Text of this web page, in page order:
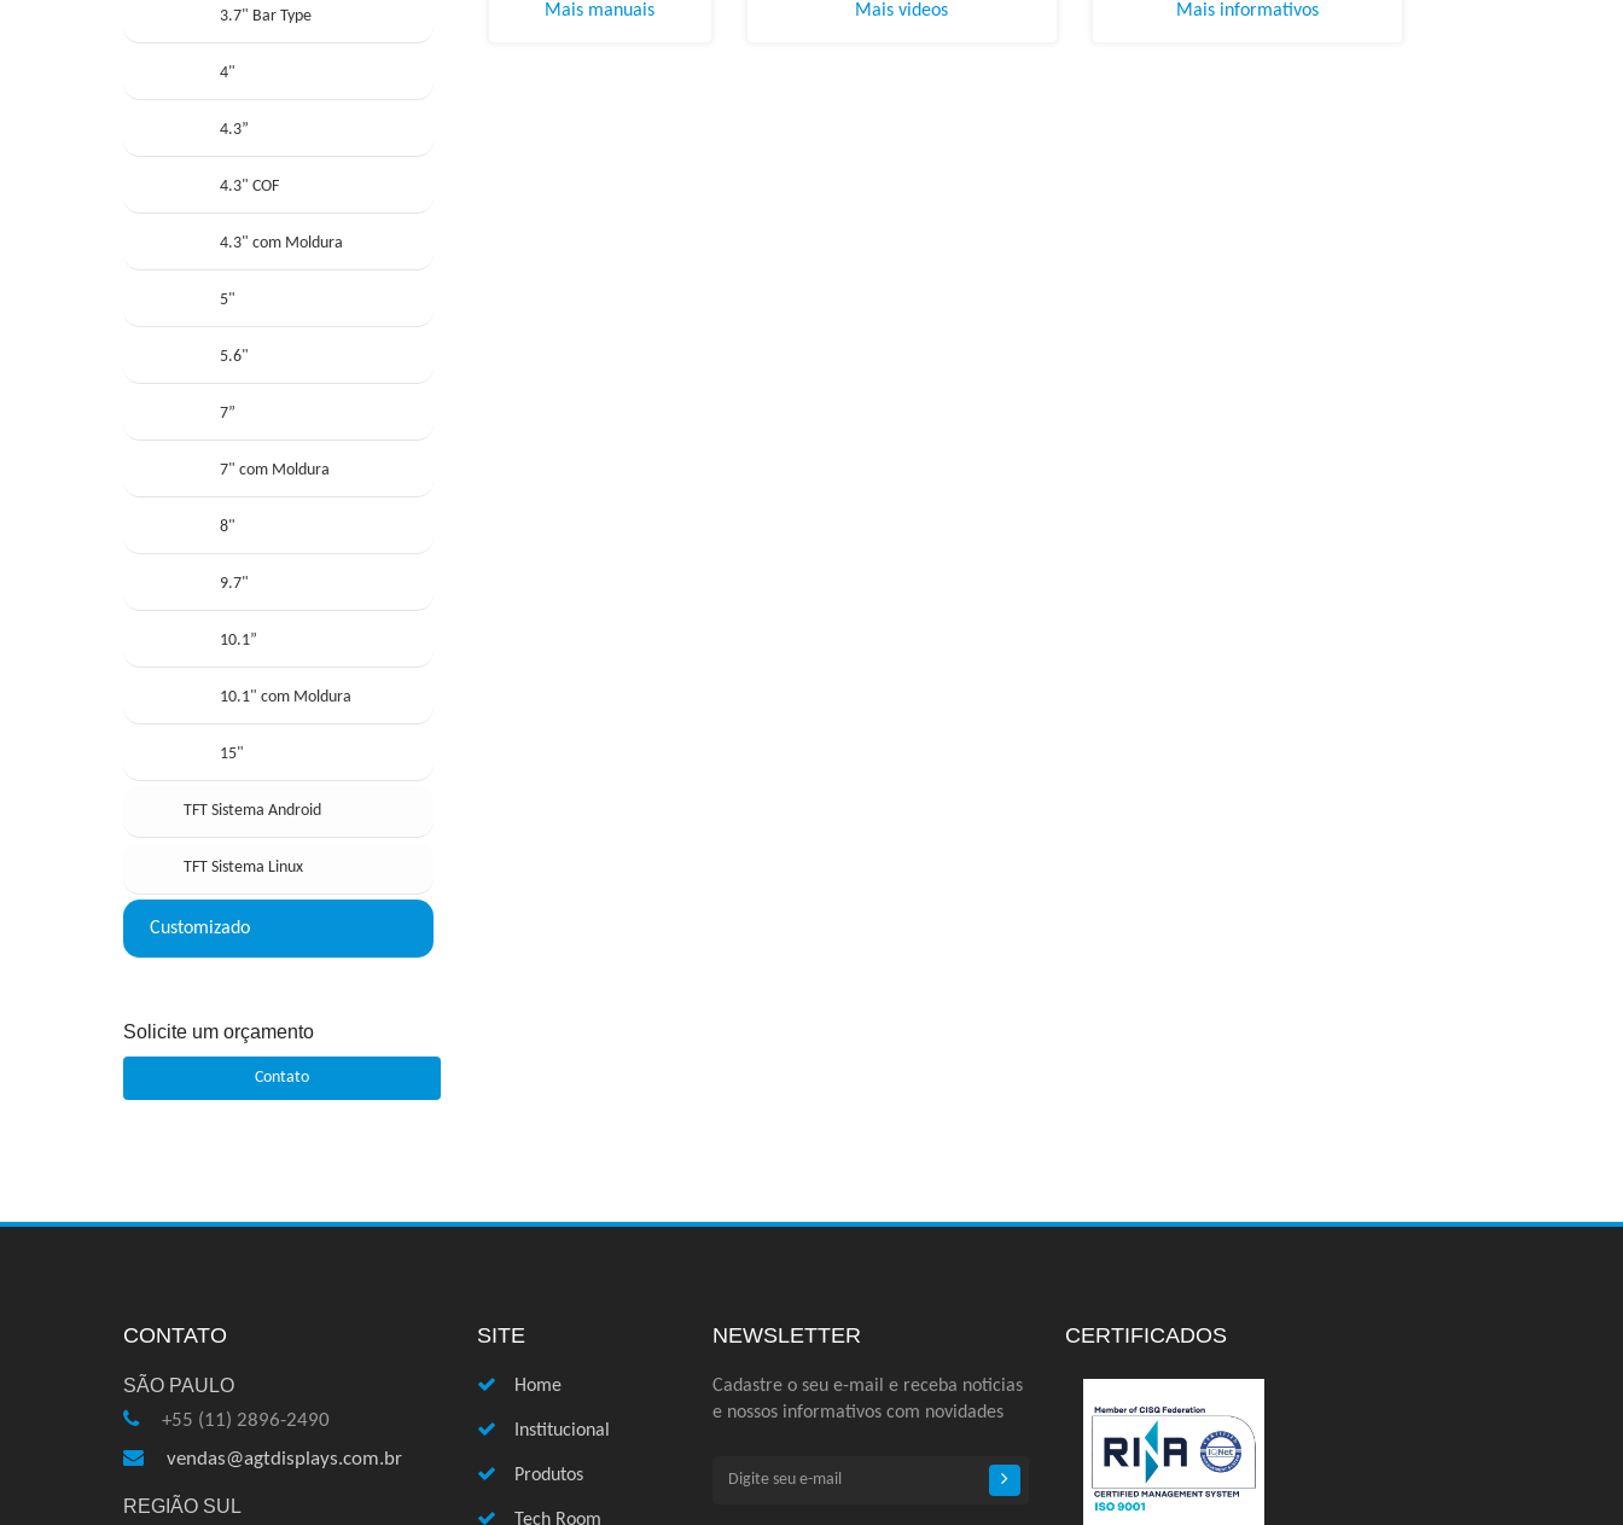
3.7" Bar Type
4"
4.3”
4.3" COF
4.3" com Moldura
5"
5.6"
7”
7" com Moldura
8"
9.7"
10.1”
10.1" com Moldura
15"
TFT Sistema Android
TFT Sistema Linux
Customizado
Solicite um orçamento
Contato
Mais manuais Mais videos Mais informativos
CONTATO
SÃO PAULO
+55 (11) 2896-2490
vendas@agtdisplays.com.br
REGIÃO SUL
SITE
Home
Institucional
Produtos
Tech Room
NEWSLETTER
Cadastre o seu e-mail e receba noticias
e nossos informativos com novidades
CERTIFICADOS